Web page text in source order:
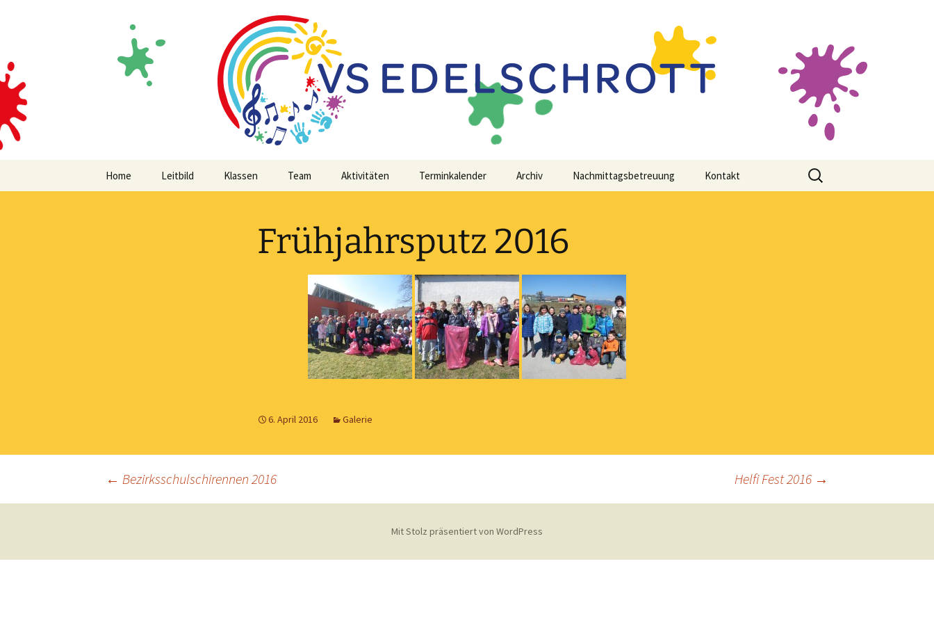
MVS Edelschrott
Volksschule mit musikalischem Schwerpunkt Edelschrott
Home Leitbild Klassen Team Aktivitäten Terminkalender Archiv Nachmittagsbetreuung Kontakt
Suche
nach:
Frühjahrsputz 2016
6. April 2016 Galerie
Beitragsnavigation
← Bezirksschulschirennen 2016 Helfi Fest 2016 →
Mit Stolz präsentiert von WordPress